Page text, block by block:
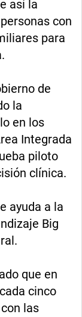
así la
con
para
de
la
en los
Integrada
piloto
clínica.
ayuda a la
Big
que en
cinco
las